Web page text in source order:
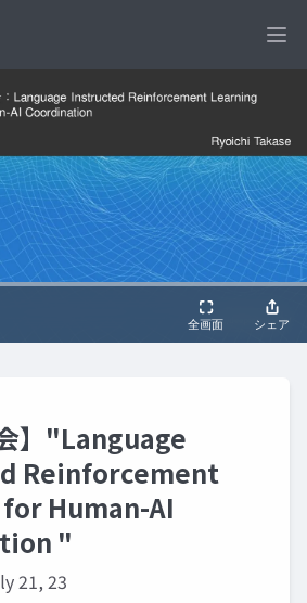
会】"Language
Reinforcement
Human-AI
"
21, 23